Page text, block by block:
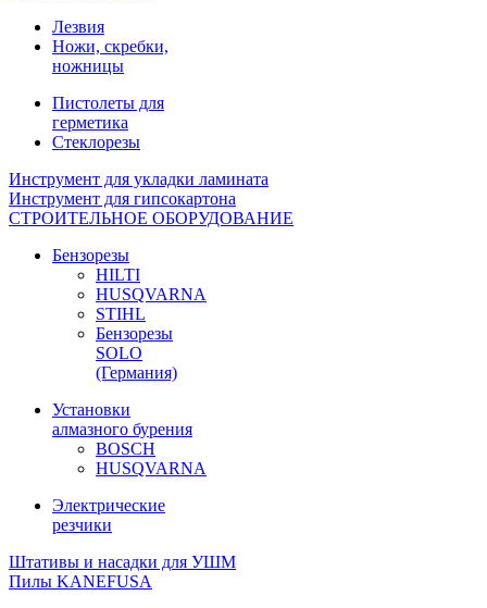
Лезвия
Ножи, скребки,
ножницы
Пистолеты для
герметика
Стеклорезы
Инструмент для укладки ламината
Инструмент для гипсокартона
СТРОИТЕЛЬНОЕ ОБОРУДОВАНИЕ
Бензорезы
HILTI
HUSQVARNA
STIHL
Бензорезы
SOLO
(Германия)
Установки
алмазного бурения
BOSCH
HUSQVARNA
Электрические
резчики
Штативы и насадки для УШМ
Пилы KANEFUSA